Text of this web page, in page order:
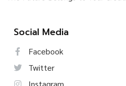
Social Media
Facebook
Twitter
Instagram